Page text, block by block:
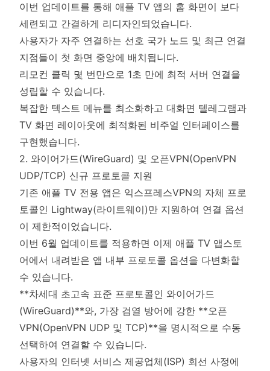
이번 업데이트를 통해 애플 TV 앱의 홈 화면이 보다
세련되고 간결하게 리디자인되었습니다.
사용자가 자주 연결하는 선호 국가 노드 및 최근 연결
지점들이 첫 화면 중앙에 배치됩니다.
리모컨 클릭 몇 번만으로 1초 만에 최적 서버 연결을
성립할 수 있습니다.
복잡한 텍스트 메뉴를 최소화하고 대화면 텔레그램과
TV 화면 레이아웃에 최적화된 비주얼 인터페이스를
구현했습니다.
2. 와이어가드(WireGuard) 및 오픈VPN(OpenVPN
UDP/TCP) 신규 프로토콜 지원
기존 애플 TV 전용 앱은 익스프레스VPN의 자체 프로
토콜인 Lightway(라이트웨이)만 지원하여 연결 옵션
이 제한적이었습니다.
이번 6월 업데이트를 적용하면 이제 애플 TV 앱스토
어에서 내려받은 앱 내부 프로토콜 옵션을 다변화할
수 있습니다.
**차세대 초고속 표준 프로토콜인 와이어가드
(WireGuard)**와, 가장 검열 방어에 강한 **오픈
VPN(OpenVPN UDP 및 TCP)**을 명시적으로 수동
선택하여 연결할 수 있습니다.
사용자의 인터넷 서비스 제공업체(ISP) 회선 사정에